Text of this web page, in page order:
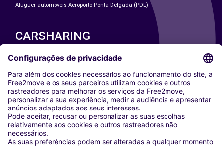
Aluguer automóveis Aeroporto Ponta Delgada (PDL)
CARSHARING
NOSSAS CIDADES
Washington DC
Milan
Rome
Turin
Vienna
Berlin
Cologne
Dusseldorf